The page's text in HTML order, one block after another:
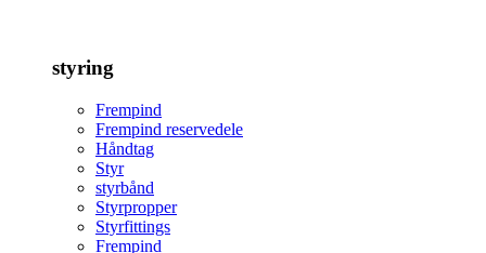
styring
Frempind
Frempind reservedele
Håndtag
Styr
styrbånd
Styrpropper
Styrfittings
Frempind